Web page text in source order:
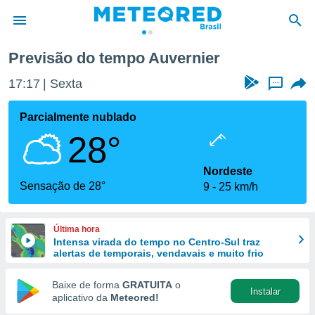
da
fornecidas
a este
das
e
forma
digital
Previsão do tempo Auvernier
17:17 Sexta ...
Parcialmente nublado
28°
Sensação de 28°
Nordeste
9
25 km/h
Última hora
Intensa virada do tempo no Centro-Sul traz
alertas de temporais, vendavais e muito frio
Baixe de forma GRATUITA o
aplicativo da Meteored!
Instalar